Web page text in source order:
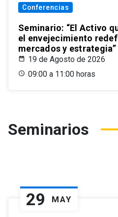
Conferencias
Seminario: “El Activo
el envejecimiento
mercados y estrategia”
19 de Agosto de 2026
09:00 a 11:00 horas
Seminarios
29 MAY